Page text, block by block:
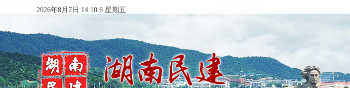
2026年8月7日 14:10:7 星期五